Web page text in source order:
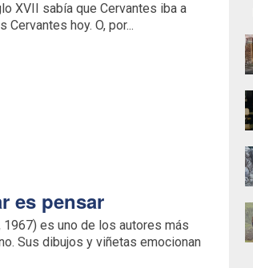
XVII sabía que Cervantes iba a
Cervantes hoy. O, por...
es pensar
1967) es uno de los autores más
Sus dibujos y viñetas emocionan